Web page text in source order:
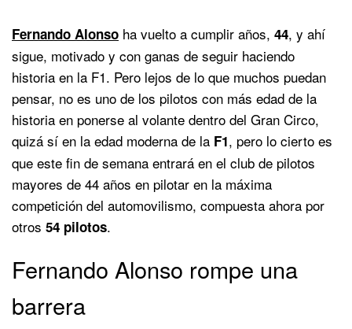
Fernando Alonso ha vuelto a cumplir años, 44, y ahí
sigue, motivado y con ganas de seguir haciendo
historia en la F1. Pero lejos de lo que muchos puedan
pensar, no es uno de los pilotos con más edad de la
historia en ponerse al volante dentro del Gran Circo,
quizá sí en la edad moderna de la F1, pero lo cierto es
que este fin de semana entrará en el club de pilotos
mayores de 44 años en pilotar en la máxima
competición del automovilismo, compuesta ahora por
otros 54 pilotos.
Fernando Alonso rompe una
barrera